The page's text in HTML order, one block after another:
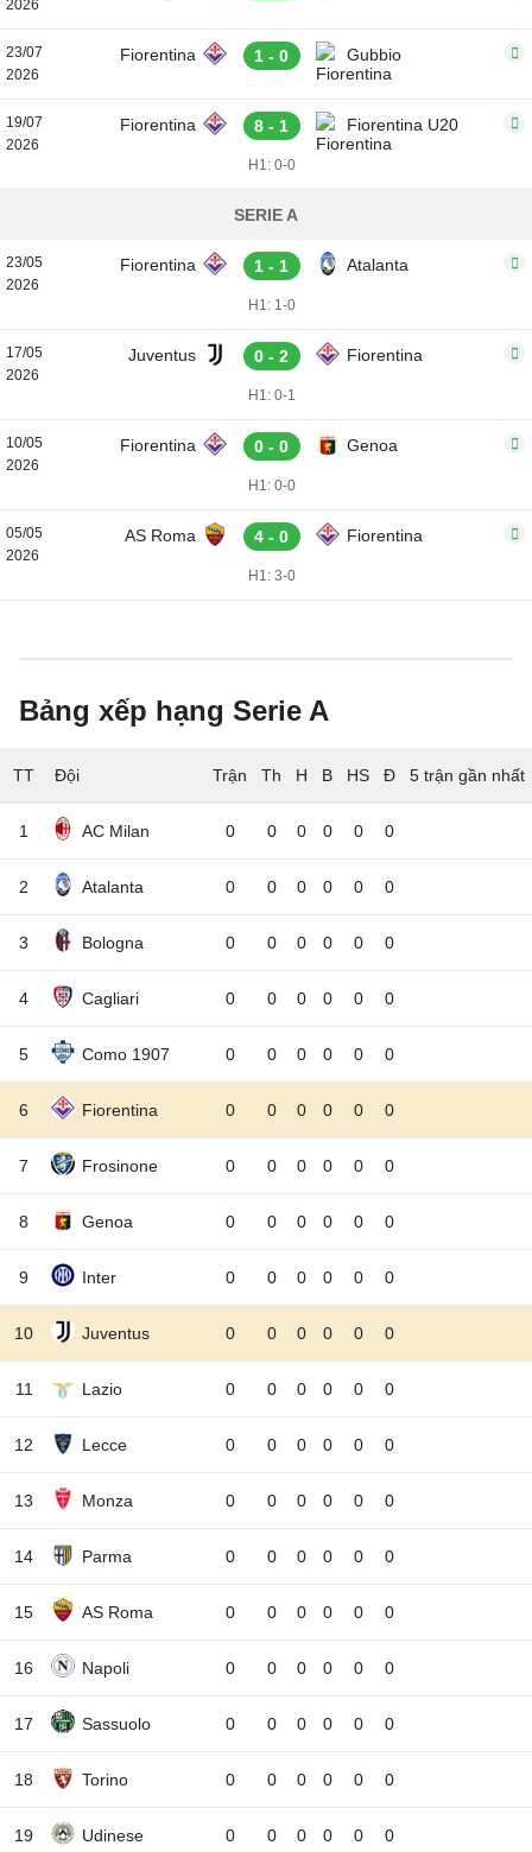
2026
23/07
2026
Fiorentina 1 - 0 Gubbio
19/07
2026
Fiorentina 8 - 1 Fiorentina U20
H1: 0-0
SERIE A
23/05
2026
Fiorentina 1 - 1 Atalanta
H1: 1-0
17/05
2026
Juventus 0 - 2 Fiorentina
H1: 0-1
10/05
2026
Fiorentina 0 - 0 Genoa
H1: 0-0
05/05
2026
AS Roma 4 - 0 Fiorentina
H1: 3-0
Bảng xếp hạng Serie A
TT Đội 5 trận gần nhất
1 AC Milan 0 0 0 0 0 0
2 Atalanta 0 0 0 0 0 0
3 Bologna 0 0 0 0 0 0
4 Cagliari 0 0 0 0 0 0
5 Como 1907 0 0 0 0 0 0
6 Fiorentina 0 0 0 0 0 0
7 Frosinone 0 0 0 0 0 0
8 Genoa 0 0 0 0 0 0
9 Inter 0 0 0 0 0 0
10 Juventus 0 0 0 0 0 0
11 Lazio 0 0 0 0 0 0
12 Lecce 0 0 0 0 0 0
13 Monza 0 0 0 0 0 0
14 Parma 0 0 0 0 0 0
15 AS Roma 0 0 0 0 0 0
16 Napoli 0 0 0 0 0 0
17 Sassuolo 0 0 0 0 0 0
18 Torino 0 0 0 0 0 0
19 Udinese 0 0 0 0 0 0